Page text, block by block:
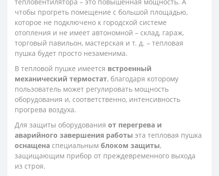
чтобы прогреть помещение с большой площадью,
которое не подключено к городской системе
отопления и не имеет автономной – склад, гараж,
торговый павильон, мастерская и т. д. – тепловая
пушка будет просто незаменима.
В тепловой пушке имеется встроенный
механический термостат, благодаря которому
пользователь может регулировать мощность
оборудования и, соответственно, интенсивность
прогрева воздуха.
Для защиты оборудования от перегрева и
аварийного завершения работы эта тепловая пушка
оснащена специальным блоком защиты,
защищающим прибор от преждевременного выхода
из строя.